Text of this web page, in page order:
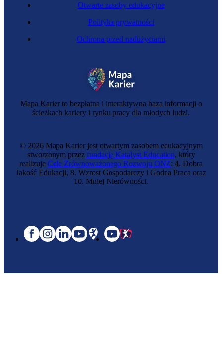
Mapa Karier to bezpłatna i interaktywna baza informacji o
ścieżkach kariery i rynku pracy dla młodych ludzi.
Otwarte zasoby edukacyjne
Polityka prywatności
Ochrona przed nadużyciami
© 2026 Mapa Karier jest otwartym zasobem edukacyjnym
stworzonym przez fundację Katalyst Education, który
realizuje Cele Zrównoważonego Rozwoju ONZ: 4. Dobra
Jakość Edukacji, 8. Wzrost Gospodarczy i Godna Praca oraz
10. Mniej Nierówności.